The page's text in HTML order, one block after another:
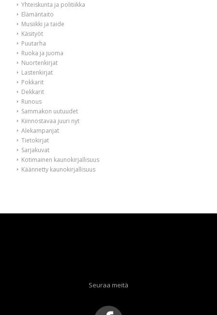
Yhteiskunta ja politiikka
Elämäntaito
Musiikki ja taide
Käsityöt
Puutarha
Ruoka ja juoma
Nuortenkirjat
Lastenkirjat
Pokkarit
Dekkarit
Runous
Sammakon uutuudet
Kiinnostavaa juuri nyt
Alekampanjat
Tietokirjat
Sarjakuvat
Kotimainen kaunokirjallisuus
Käännetty kaunokirjallisuus
Seuraa meitä